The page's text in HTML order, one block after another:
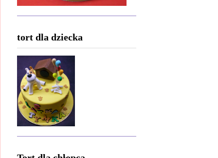
tort dla dziecka